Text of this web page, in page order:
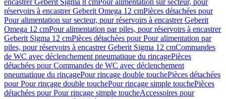
encastrer Geberit Sigma 8 cmPour alimentation sur secteur, pour
réservoirs à encastrer Geberit Omega 12 cmPièces détachées pour
Pour alimentation sur secteur, pour réservoirs à encastrer Geberit
Omega 12 cmPour alimentation par piles, pour réservoirs à encastrer
Geberit Sigma 12 cmPièces détachées pour Pour alimentation par
piles, pour réservoirs à encastrer Geberit Sigma 12 cmCommandes
de WC avec déclenchement pneumatique du rinçagePièces
détachées pour Commandes de WC avec déclenchement
pneumatique du rinçagePour rinçage double touchePièces détachées
pour Pour rinçage double touchePour rinçage simple touchePièces
détachées pour Pour rinçage simple toucheAccessoires pour